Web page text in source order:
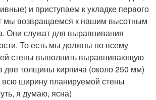
и приступаем к укладке первого
мы возвращаемся к нашим высотным
Они служат для выравнивания
То есть мы должны по всему
стены выполнить выравнивающую
две толщины кирпича (около 250 мм)
ширину планируемой стены
я думаю, ясна)